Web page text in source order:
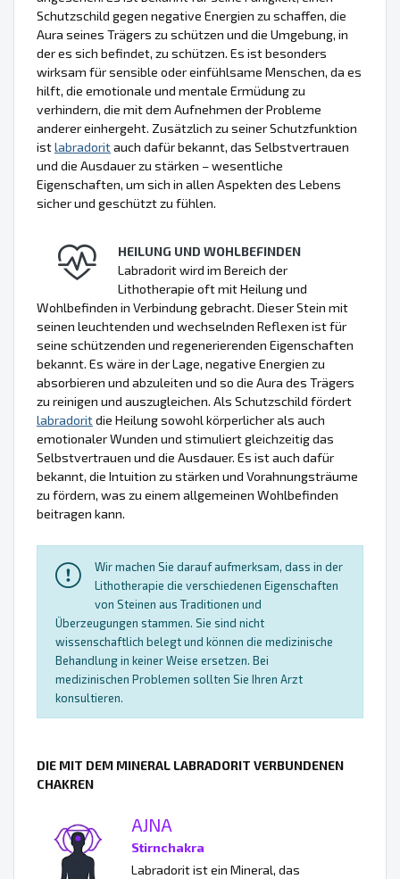
Schutzschild gegen negative Energien zu schaffen, die
Aura seines Trägers zu schützen und die Umgebung, in
der es sich befindet, zu schützen. Es ist besonders
wirksam für sensible oder einfühlsame Menschen, da es
hilft, die emotionale und mentale Ermüdung zu
verhindern, die mit dem Aufnehmen der Probleme
anderer einhergeht. Zusätzlich zu seiner Schutzfunktion
istlabradoritauch dafür bekannt, das Selbstvertrauen
und die Ausdauer zu stärken – wesentliche
Eigenschaften, um sich in allen Aspekten des Lebens
sicher und geschützt zu fühlen.
HEILUNG UND WOHLBEFINDEN
Labradorit wird im Bereich der
Lithotherapie oft mit Heilung und
Wohlbefinden in Verbindung gebracht. Dieser Stein mit
seinen leuchtenden und wechselnden Reflexen ist für
seine schützenden und regenerierenden Eigenschaften
bekannt. Es wäre in der Lage, negative Energien zu
absorbieren und abzuleiten und so die Aura des Trägers
zu reinigen und auszugleichen. Als Schutzschild fördert
labradoritdie Heilung sowohl körperlicher als auch
emotionaler Wunden und stimuliert gleichzeitig das
Selbstvertrauen und die Ausdauer. Es ist auch dafür
bekannt, die Intuition zu stärken und Vorahnungsträume
zu fördern, was zu einem allgemeinen Wohlbefinden
beitragen kann.
Wir machen Sie darauf aufmerksam, dass in der
Lithotherapie die verschiedenen Eigenschaften
von Steinen aus Traditionen und
Überzeugungen stammen. Sie sind nicht
wissenschaftlich belegt und können die medizinische
Behandlung in keiner Weise ersetzen. Bei
medizinischen Problemen sollten Sie Ihren Arzt
konsultieren.
DIE MIT DEM MINERAL LABRADORIT VERBUNDENEN
CHAKREN
AJNA
Stirnchakra
Labradorit ist ein Mineral, das